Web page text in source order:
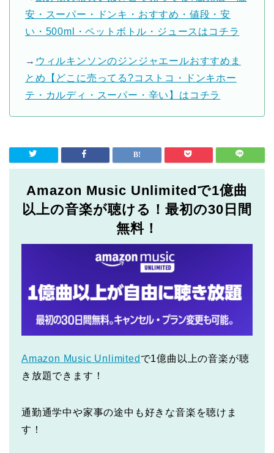
安・スーパー・ドンキ・おすすめ・値段・安
い・500ml・ペットボトル・ジュースはコチラ
→ ウィルキンソンのジンジャエールおすすめま
とめ【どこに売ってる?コストコ・ドンキホー
テ・カルディ・スーパー・辛い】はコチラ
Amazon Music Unlimitedで1億曲
以上の音楽が聴ける！最初の30日間
無料！
Amazon Music Unlimited で1億曲以上の音楽が聴
き放題できます！
通勤通学中や家事の途中も好きな音楽を聴けま
す！